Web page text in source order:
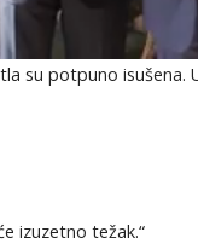
su potpuno
izuzetno težak.“